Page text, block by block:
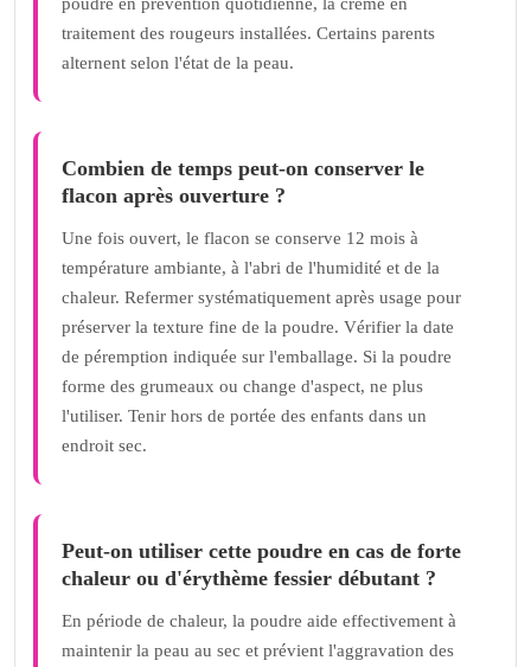
poudre en prévention quotidienne, la crème en
traitement des rougeurs installées. Certains parents
alternent selon l'état de la peau.
Combien de temps peut-on conserver le
flacon après ouverture ?
Une fois ouvert, le flacon se conserve 12 mois à
température ambiante, à l'abri de l'humidité et de la
chaleur. Refermer systématiquement après usage pour
préserver la texture fine de la poudre. Vérifier la date
de péremption indiquée sur l'emballage. Si la poudre
forme des grumeaux ou change d'aspect, ne plus
l'utiliser. Tenir hors de portée des enfants dans un
endroit sec.
Peut-on utiliser cette poudre en cas de forte
chaleur ou d'érythème fessier débutant ?
En période de chaleur, la poudre aide effectivement à
maintenir la peau au sec et prévient l'aggravation des